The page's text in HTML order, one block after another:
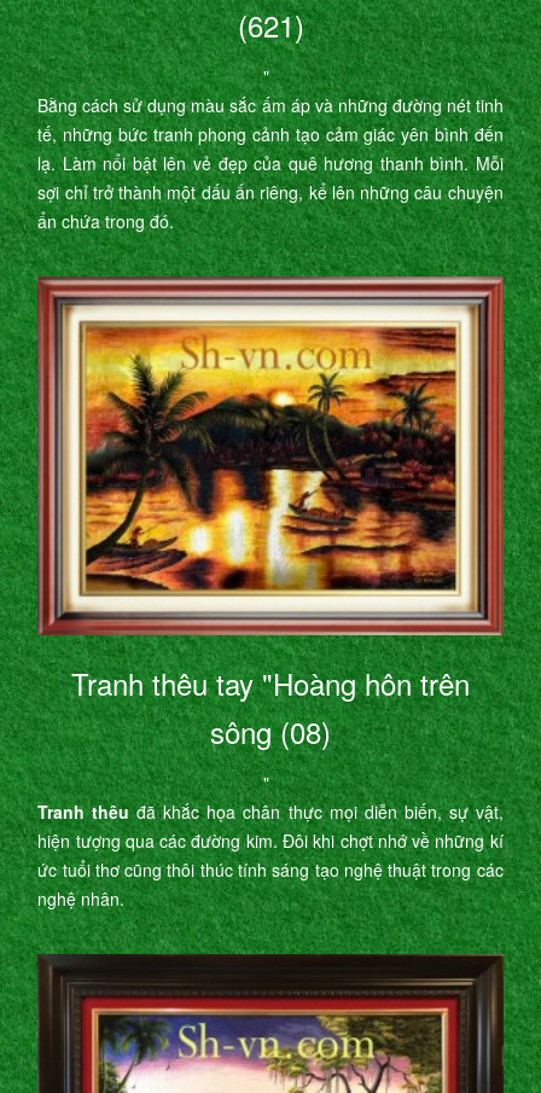
(621)
"
Bằng cách sử dụng màu sắc ấm áp và những đường nét tinh
tế, những bức tranh phong cảnh tạo cảm giác yên bình đến
lạ. Làm nổi bật lên vẻ đẹp của quê hương thanh bình. Mỗi
sợi chỉ trở thành một dấu ấn riêng, kể lên những câu chuyện
ẩn chứa trong đó.
Tranh thêu tay "Hoàng hôn trên
sông (08)
"
Tranh thêuđã khắc họa chân thực mọi diễn biến, sự vật,
hiện tượng qua các đường kim. Đôi khi chợt nhớ về những kí
ức tuổi thơ cũng thôi thúc tính sáng tạo nghệ thuật trong các
nghệ nhân.